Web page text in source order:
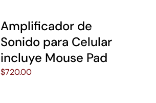
Amplificador de
Sonido para Celular
incluye Mouse Pad
$720.00